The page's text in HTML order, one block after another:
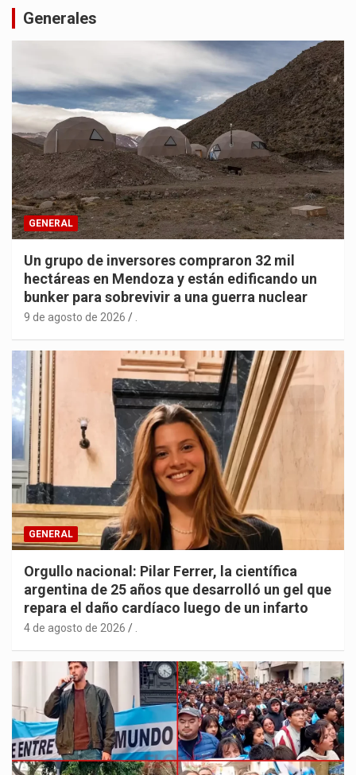
Generales
GENERAL
Un grupo de inversores compraron 32 mil
hectáreas en Mendoza y están edificando un
bunker para sobrevivir a una guerra nuclear
9 de agosto de 2026 .
GENERAL
Orgullo nacional: Pilar Ferrer, la científica
argentina de 25 años que desarrolló un gel que
repara el daño cardíaco luego de un infarto
4 de agosto de 2026 .